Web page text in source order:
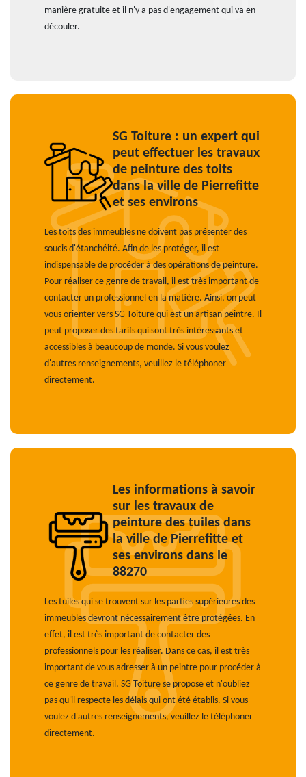
manière gratuite et il n'y a pas d'engagement qui va en
découler.
SG Toiture : un expert qui
peut effectuer les travaux
de peinture des toits
dans la ville de Pierrefitte
et ses environs
Les toits des immeubles ne doivent pas présenter des
soucis d'étanchéité. Afin de les protéger, il est
indispensable de procéder à des opérations de peinture.
Pour réaliser ce genre de travail, il est très important de
contacter un professionnel en la matière. Ainsi, on peut
vous orienter vers SG Toiture qui est un artisan peintre. Il
peut proposer des tarifs qui sont très intéressants et
accessibles à beaucoup de monde. Si vous voulez
d'autres renseignements, veuillez le téléphoner
directement.
Les informations à savoir
sur les travaux de
peinture des tuiles dans
la ville de Pierrefitte et
ses environs dans le
88270
Les tuiles qui se trouvent sur les parties supérieures des
immeubles devront nécessairement être protégées. En
effet, il est très important de contacter des
professionnels pour les réaliser. Dans ce cas, il est très
important de vous adresser à un peintre pour procéder à
ce genre de travail. SG Toiture se propose et n'oubliez
pas qu'il respecte les délais qui ont été établis. Si vous
voulez d'autres renseignements, veuillez le téléphoner
directement.